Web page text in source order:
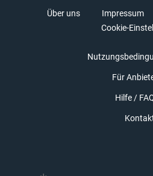
Über uns Impressum
Cookie-
Für
Hilfe /